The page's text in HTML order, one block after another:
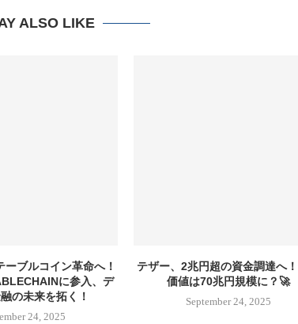
ALSO LIKE
ーブルコイン革命へ！
に参入、デ
の未来を拓く！
24, 2025
テザー、2兆円超の資金調達へ
価値は70兆円規模に？🚀
September 24, 2025